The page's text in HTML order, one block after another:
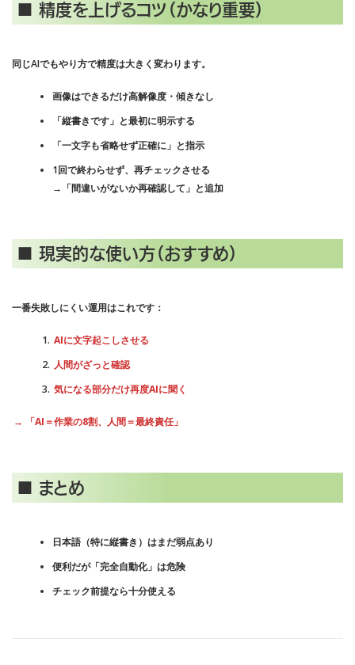
■ 精度を上げるコツ（かなり重要）
同じAIでもやり方で精度は大きく変わります。
画像はできるだけ高解像度・傾きなし
「縦書きです」と最初に明示する
「一文字も省略せず正確に」と指示
1回で終わらせず、再チェックさせる
→「間違いがないか再確認して」と追加
■ 現実的な使い方（おすすめ）
一番失敗しにくい運用はこれです：
AIに文字起こしさせる
人間がざっと確認
気になる部分だけ再度AIに聞く
→ 「AI＝作業の8割、人間＝最終責任」
■ まとめ
日本語（特に縦書き）はまだ弱点あり
便利だが「完全自動化」は危険
チェック前提なら十分使える